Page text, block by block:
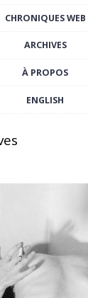
CHRONIQUES WEB
ARCHIVES
À PROPOS
ENGLISH